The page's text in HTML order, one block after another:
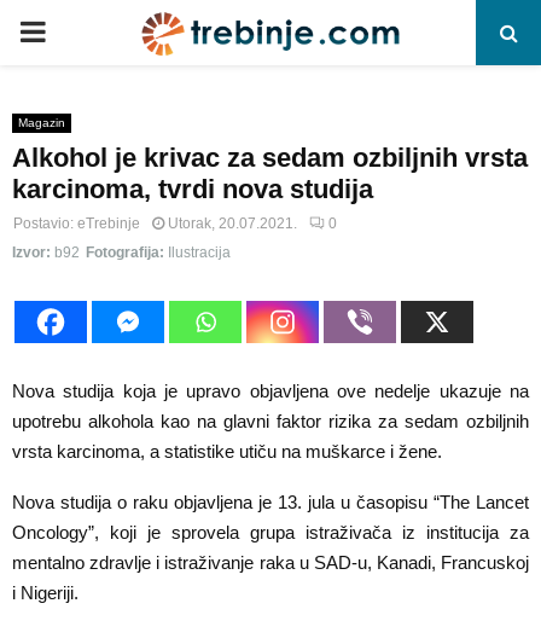
P
I
M
A
Y
M
E
Magazin
Alkohol je krivac za sedam ozbiljnih vrsta
karcinoma, tvrdi nova studija
Postavio: eTrebinje Utorak, 20.07.2021.
0
Izvor: b92 Fotografija: Ilustracija
Nova studija koja je upravo objavljena ove nedelje ukazuje na
upotrebu alkohola kao na glavni faktor rizika za sedam ozbiljnih
vrsta karcinoma, a statistike utiču na muškarce i žene.
Nova studija o raku objavljena je 13. jula u časopisu “The Lancet
Oncology”, koji je sprovela grupa istraživača iz institucija za
mentalno zdravlje i istraživanje raka u SAD-u, Kanadi, Francuskoj
i Nigeriji.